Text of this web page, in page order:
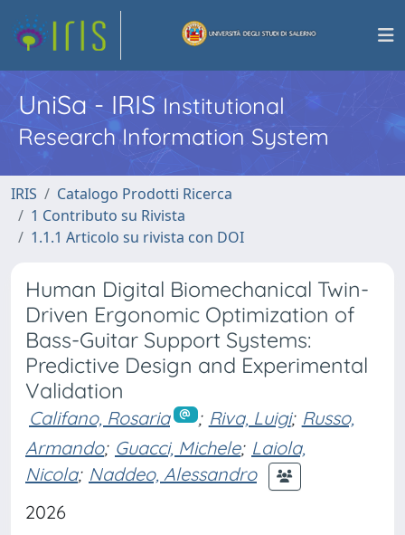
UniSa - IRISInstitutional
Research Information System
IRIS
Catalogo Prodotti Ricerca
1 Contributo su Rivista
1.1.1 Articolo su rivista con DOI
Human Digital Biomechanical Twin-
Driven Ergonomic Optimization of
Bass-Guitar Support Systems:
Predictive Design and Experimental
Validation
Califano, Rosaria ; Riva, Luigi; Russo,
Armando; Guacci, Michele; Laiola,
Nicola; Naddeo, Alessandro
2026